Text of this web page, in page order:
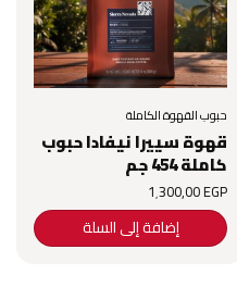
حبوب القهوة الكاملة
قهوة سييرا نيفادا حبوب
كاملة 454 جم
1٬300٫00EGP
إضافة إلى السلة